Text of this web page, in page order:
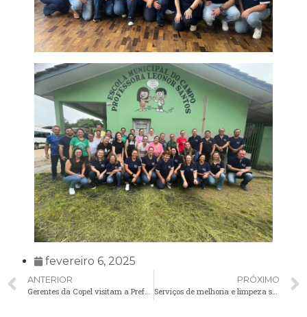
fevereiro 6, 2025
ANTERIOR
PRÓXIMO
Serviços de melhoria e limpeza são realizados na estrada do Quartel